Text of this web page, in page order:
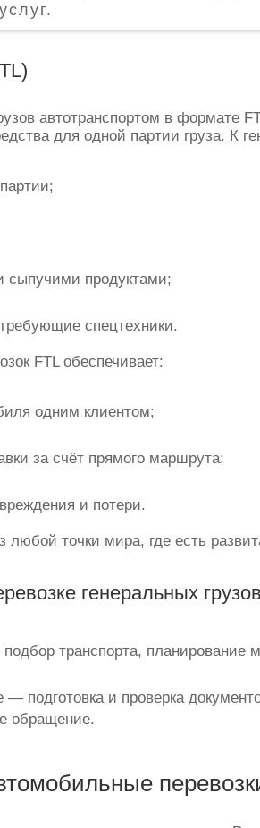
автотранспортом в формате
для одной партии груза. К
сыпучими продуктами;
спецтехники.
FTL обеспечивает:
одним клиентом;
за счёт прямого маршрута;
и потери.
любой точки мира, где есть
генеральных
транспорта, планирование
подготовка и проверка
обращение.